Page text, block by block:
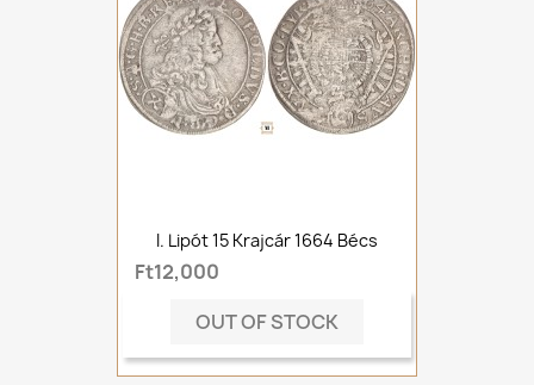
I. Lipót 15 Krajcár 1664 Bécs
Ft12,000
OUT OF STOCK